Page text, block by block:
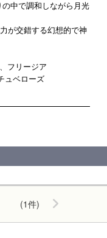
中で調和しながら月光
が交錯する幻想的で神
フリージア
ュベローズ
(1件)